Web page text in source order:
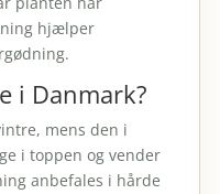
hjælper
i Danmark?
mens den i
i toppen og vender
anbefales i hårde